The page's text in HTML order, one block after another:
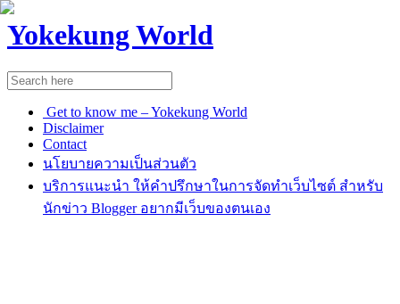
Yokekung World
Get to know me – Yokekung World
Disclaimer
Contact
นโยบายความเป็นส่วนตัว
บริการแนะนำ ให้คำปรึกษาในการจัดทำเว็บไซต์ สำหรับ
นักข่าว Blogger อยากมีเว็บของตนเอง